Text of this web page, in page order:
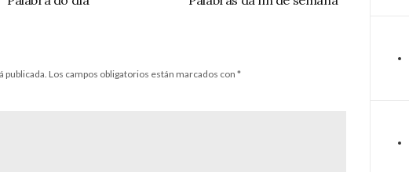
publicada.Los campos obligatorios están marcados con *